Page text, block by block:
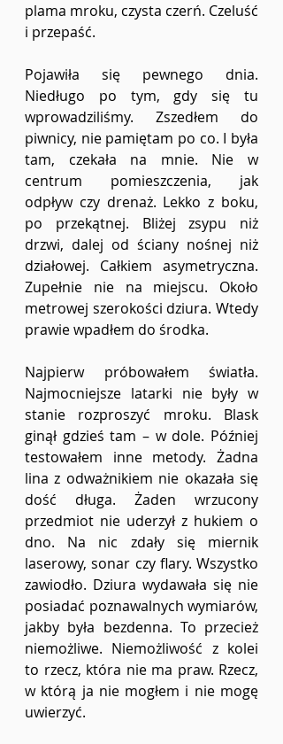
plama mroku, czysta czerń. Czeluść
i przepaść.
Pojawiła się pewnego dnia.
Niedługo po tym, gdy się tu
wprowadziliśmy. Zszedłem do
piwnicy, nie pamiętam po co. I była
tam, czekała na mnie. Nie w
centrum pomieszczenia, jak
odpływ czy drenaż. Lekko z boku,
po przekątnej. Bliżej zsypu niż
drzwi, dalej od ściany nośnej niż
działowej. Całkiem asymetryczna.
Zupełnie nie na miejscu. Około
metrowej szerokości dziura. Wtedy
prawie wpadłem do środka.
Najpierw próbowałem światła.
Najmocniejsze latarki nie były w
stanie rozproszyć mroku. Blask
ginął gdzieś tam – w dole. Później
testowałem inne metody. Żadna
lina z odważnikiem nie okazała się
dość długa. Żaden wrzucony
przedmiot nie uderzył z hukiem o
dno. Na nic zdały się miernik
laserowy, sonar czy flary. Wszystko
zawiodło. Dziura wydawała się nie
posiadać poznawalnych wymiarów,
jakby była bezdenna. To przecież
niemożliwe. Niemożliwość z kolei
to rzecz, która nie ma praw. Rzecz,
w którą ja nie mogłem i nie mogę
uwierzyć.